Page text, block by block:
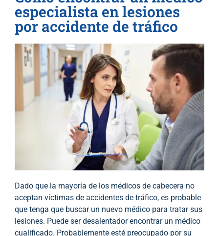
especialista en lesiones
por accidente de tráfico
Dado que la mayoría de los médicos de cabecera no
aceptan víctimas de accidentes de tráfico, es probable
que tenga que buscar un nuevo médico para tratar sus
lesiones. Puede ser desalentador encontrar un médico
cualificado. Probablemente esté preocupado por su